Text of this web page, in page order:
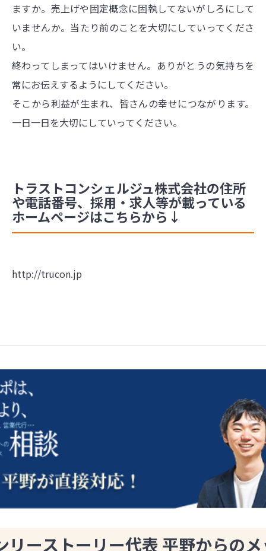
ますか。売上げや固定概念に固執してないがしろにして
いませんか。当たり前のことを大切にしていってくださ
い。
終わってしまってはいけません。ありがとうの気持ちを
常にお伝えするようにしてください。
そこから利益が生まれ、皆さんの幸せにつながります。
一日一日を大切にしていってください。
トラストコンシェルジュ株式会社の住所
や電話番号、採用・求人等が載っている
ホームページはこちらから↓
http://trucon.jp
リーストーリー代表 平野からの